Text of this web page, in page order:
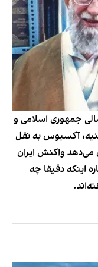
جمهوری اسلامی و
آکسیوس به نقل
می‌دهد واکنش ایران
اینکه دقیقا چه